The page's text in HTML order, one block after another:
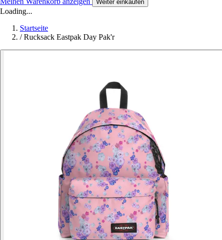
Weiter einkaufen
Loading...
Startseite
/ Rucksack Eastpak Day Pak'r